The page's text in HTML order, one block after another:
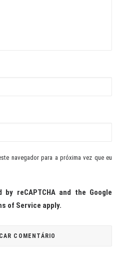
navegador para a próxima vez que eu
reCAPTCHA and the Google
of Service apply.